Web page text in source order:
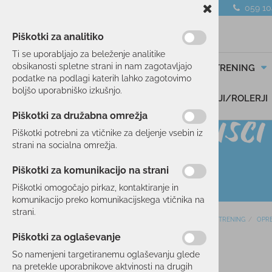
059
SMUČANJE TEK/TRENING
DARILNI BONI SKIROJI/ROLERJI
TEK/TRENING
TEK/TRENING
Piškotki za analitiko
Ti se uporabljajo za beleženje analitike
obsikanosti spletne strani in nam zagotavljajo
podatke na podlagi katerih lahko zagotovimo
boljšo uporabniško izkušnjo.
Piškotki za družabna omrežja
Piškotki potrebni za vtičnike za deljenje vsebin iz
strani na socialna omrežja.
Piškotki za komunikacijo na strani
Piškotki omogočajo pirkaz, kontaktiranje in
komunikacijo preko komunikacijskega vtičnika na
strani.
Piškotki za oglaševanje
So namenjeni targetiranemu oglaševanju glede
na pretekle uporabnikove aktvinosti na drugih